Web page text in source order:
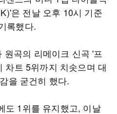
은 전날 오후 10시 기준
록했다.
원곡의 리메이크 신곡 '프
차트 5위까지 치솟으며 대
을 굳건히 했다.
도 1위를 유지했고, 이날